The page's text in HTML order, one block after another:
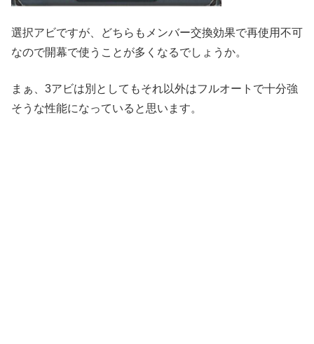
選択アビですが、どちらもメンバー交換効果で再使用不可
なので開幕で使うことが多くなるでしょうか。
まぁ、3アビは別としてもそれ以外はフルオートで十分強
そうな性能になっていると思います。